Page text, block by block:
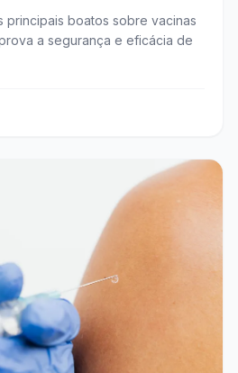
principais boatos sobre vacinas
a segurança e eficácia de